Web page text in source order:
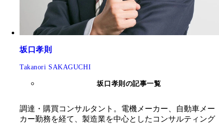
坂口孝則
Takanori SAKAGUCHI
坂口孝則の記事一覧
調達・購買コンサルタント。電機メーカー、自動車メー
カー勤務を経て、製造業を中心としたコンサルティング